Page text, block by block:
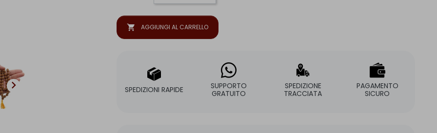

shopping_cart AGGIUNGI AL CARRELLO
SPEDIZIONI RAPIDE
SUPPORTO
GRATUITO
SPEDIZIONE
TRACCIATA
PAGAMENTO
SICURO